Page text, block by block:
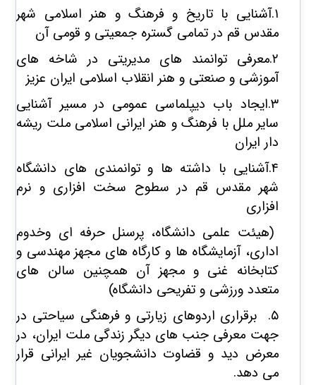
۱.آشنایی با تاریخ و فرهنگ و هنر اسلامی شهر
مقدس قم در تمامی گستره جمعیتی و قومی آن
۲.معرفی توانمند های مدیریتی در شاخه های
آموزشی و صنعتی و هنر انقلاب اسلامی ایران عزیز
۳.ایجاد باب دیپلماسی عمومی در مسیر آشنایی
سایر ملل با فرهنگ و هنر ایرانی اسلامی ملت ریشه
دار ایران
۴.آشنایی با داشته ها و توانمندی های دانشگاه
شهر مقدس قم در سطوح سخت افزاری و نرم
افزاری
(هیئت علمی دانشگاه، پرسنل حرفه ای وخدوم
اداری، آزمایشگاه ها و کارگاه های مجهز مهندسی و
کتابخانه غنی و مجهز آن همچنین سالن های
متعدد ورزشی و تفریحی دانشگاه)
۵. برقراری اردوهای زیارتی و فرهنگی سیاحتی در
جهت معرفی جنب های دیگر زندگی ملت ایران، در
معرض دید و قضاوت دانشجویان غیر ایرانی قرار
می دهد.